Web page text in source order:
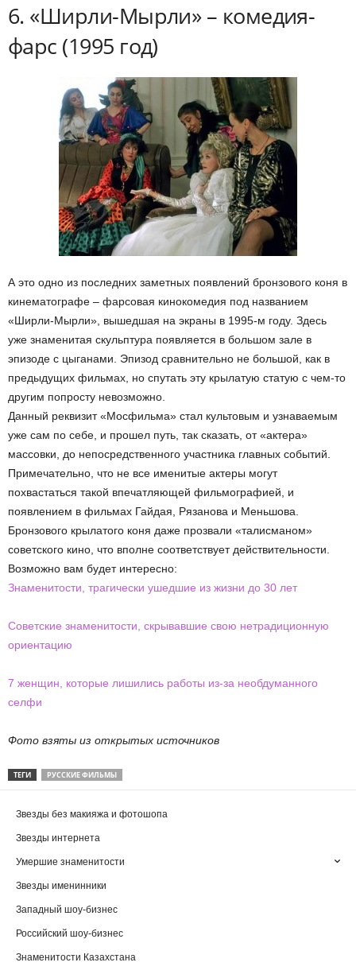
6. «Ширли-Мырли» – комедия-
фарс (1995 год)
А это одно из последних заметных появлений бронзового коня в
кинематографе – фарсовая кинокомедия под названием
«Ширли-Мырли», вышедшая на экраны в 1995-м году. Здесь
уже знаменитая скульптура появляется в большом зале в
эпизоде с цыганами. Эпизод сравнительно не большой, как в
предыдущих фильмах, но спутать эту крылатую статую с чем-то
другим попросту невозможно.
Данный реквизит «Мосфильма» стал культовым и узнаваемым
уже сам по себе, и прошел путь, так сказать, от «актера»
массовки, до непосредственного участника главных событий.
Примечательно, что не все именитые актеры могут
похвастаться такой впечатляющей фильмографией, и
появлением в фильмах Гайдая, Рязанова и Меньшова.
Бронзового крылатого коня даже прозвали «талисманом»
советского кино, что вполне соответствует действительности.
Возможно вам будет интересно:
Знаменитости, трагически ушедшие из жизни до 30 лет
Советские знаменитости, скрывавшие свою нетрадиционную
ориентацию
7 женщин, которые лишились работы из-за необдуманного
селфи
Фото взяты из открытых источников
ТЕГИ РУССКИЕ ФИЛЬМЫ
Звезды без макияжа и фотошопа
Звезды интернета
Умершие знаменитости
Звезды именинники
Западный шоу-бизнес
Российский шоу-бизнес
Знаменитости Казахстана